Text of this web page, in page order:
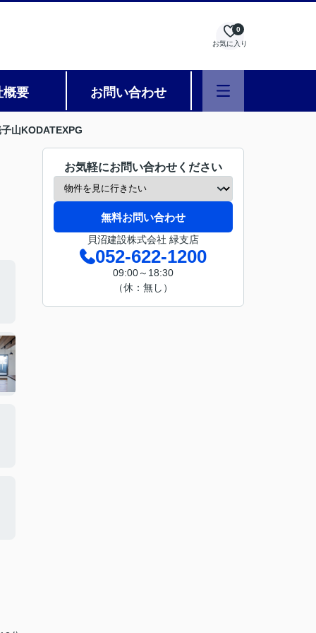
お気に入り
0
概要 お問い合わせ
山KODATEXPG
お気軽にお問い合わせください
無料お問い合わせ
貝沼建設株式会社 緑支店
052-622-1200
09:00～18:30
（休：無し）